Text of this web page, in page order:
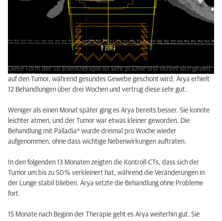
Diese Form der Strahlentherapie ist sehr präzise und richtet sich gezielt
auf den Tumor, während gesundes Gewebe geschont wird. Arya erhielt
12 Behandlungen über drei Wochen und vertrug diese sehr gut.
Weniger als einen Monat später ging es Arya bereits besser. Sie konnte
leichter atmen, und der Tumor war etwas kleiner geworden. Die
Behandlung mit Palladia® wurde dreimal pro Woche wieder
aufgenommen, ohne dass wichtige Nebenwirkungen auftraten.
In den folgenden 13 Monaten zeigten die Kontroll-CTs, dass sich der
Tumor um bis zu 50 % verkleinert hat, während die Veränderungen in
der Lunge stabil blieben. Arya setzte die Behandlung ohne Probleme
fort.
15 Monate nach Beginn der Therapie geht es Arya weiterhin gut. Sie